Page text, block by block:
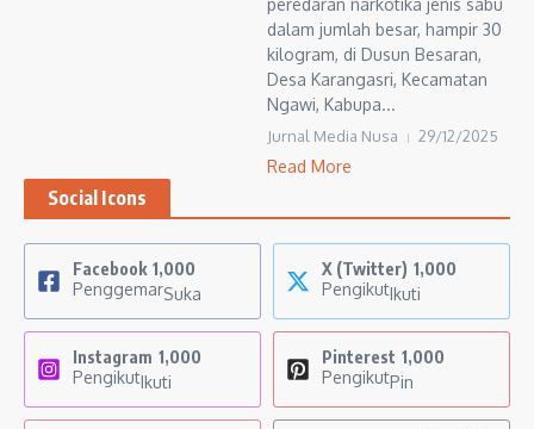
peredaran narkotika jenis sabu
dalam jumlah besar, hampir 30
kilogram, di Dusun Besaran,
Desa Karangasri, Kecamatan
Ngawi, Kabupa...
Jurnal Media Nusa 29/12/2025
Read More
Social Icons
Facebook 1,000
PenggemarSuka
X (Twitter) 1,000
PengikutIkuti
Instagram 1,000
PengikutIkuti
Pinterest 1,000
PengikutPin